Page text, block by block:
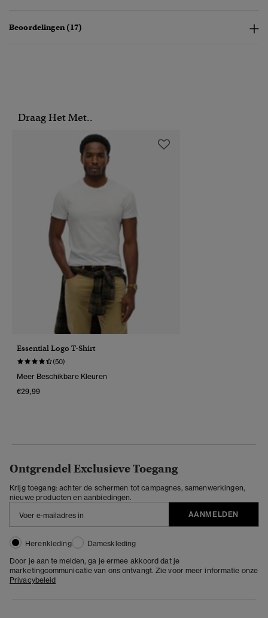
Beoordelingen (17)
Draag Het Met..
Essential Logo T-Shirt
(50)
Meer Beschikbare Kleuren
€29,99
Ontgrendel Exclusieve Toegang
Krijg toegang: achter de schermen tot campagnes, samenwerkingen,
nieuwe producten en aanbiedingen.
AANMELDEN
Herenkleding
Dameskleding
Door je aan te melden, ga je ermee akkoord dat je
marketingcommunicatie van ons ontvangt. Zie voor meer informatie onze
Privacybeleid